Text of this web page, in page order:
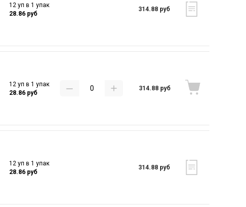
12 уп в 1 упак
28.86 руб
314.88 руб
12 уп в 1 упак
28.86 руб
314.88 руб
12 уп в 1 упак
28.86 руб
314.88 руб